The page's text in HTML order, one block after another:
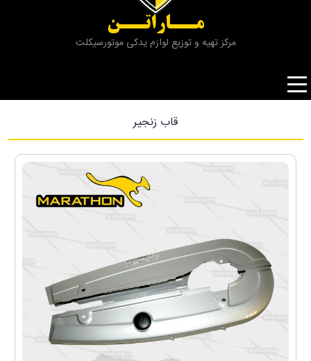
مــاراتــن
مرکز تهیه و توزیع لوازم یدکی موتورسیکلت
قاب زنجیر